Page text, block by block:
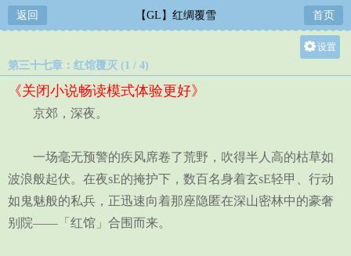
返回 【GL】红绸覆雪 首页
设置
第三十七章：红馆覆灭 (1 / 4)
《关闭小说畅读模式体验更好》
京郊，深夜。
一场毫无预警的疾风席卷了荒野，吹得半人高的枯草如
波浪般起伏。在夜sE的掩护下，数百名身着玄sE轻甲、行动
如鬼魅般的私兵，正迅速向着那座隐匿在深山密林中的豪奢
别院——「红馆」合围而来。